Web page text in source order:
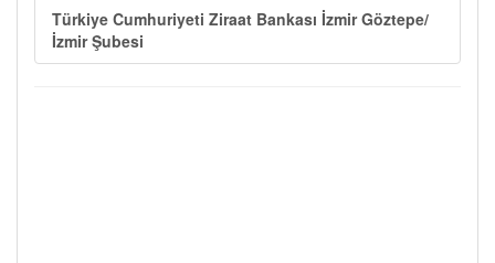
Türkiye Cumhuriyeti Ziraat Bankası İzmir Göztepe/
İzmir Şubesi